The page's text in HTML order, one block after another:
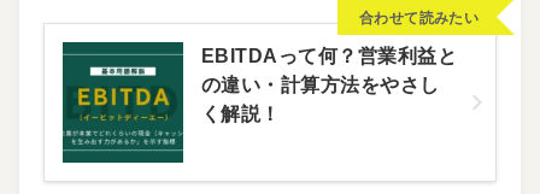
EBITDAって何？営業利益と
の違い・計算方法をやさし
く解説！
合わせて読みたい